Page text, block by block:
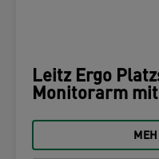
Leitz Ergo
Monitorarm